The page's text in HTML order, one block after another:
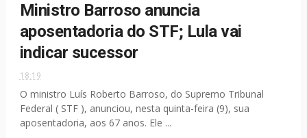
Ministro Barroso anuncia
aposentadoria do STF; Lula vai
indicar sucessor
18:19
O ministro Luís Roberto Barroso, do Supremo Tribunal
Federal ( STF ), anunciou, nesta quinta-feira (9), sua
aposentadoria, aos 67 anos. Ele ...